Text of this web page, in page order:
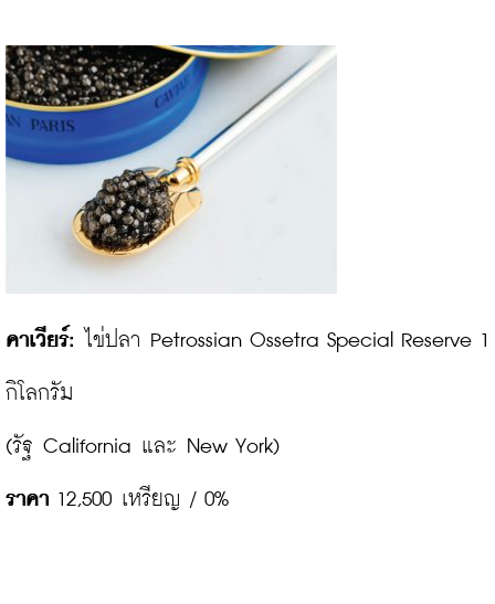
คาเวียร์: ไข่ปลา Petrossian Ossetra Special Reserve 1
กิโลกรัม
ราคา 12,500 เหรียญ / 0%